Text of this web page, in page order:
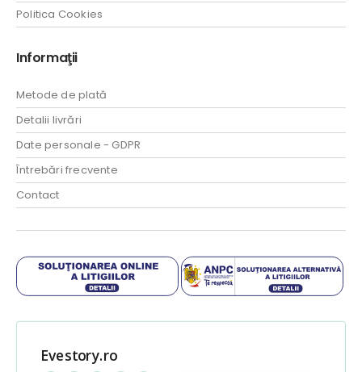
Politica Cookies
Informaţii
Metode de plată
Detalii livrări
Date personale - GDPR
Întrebări frecvente
Contact
Evestory.ro